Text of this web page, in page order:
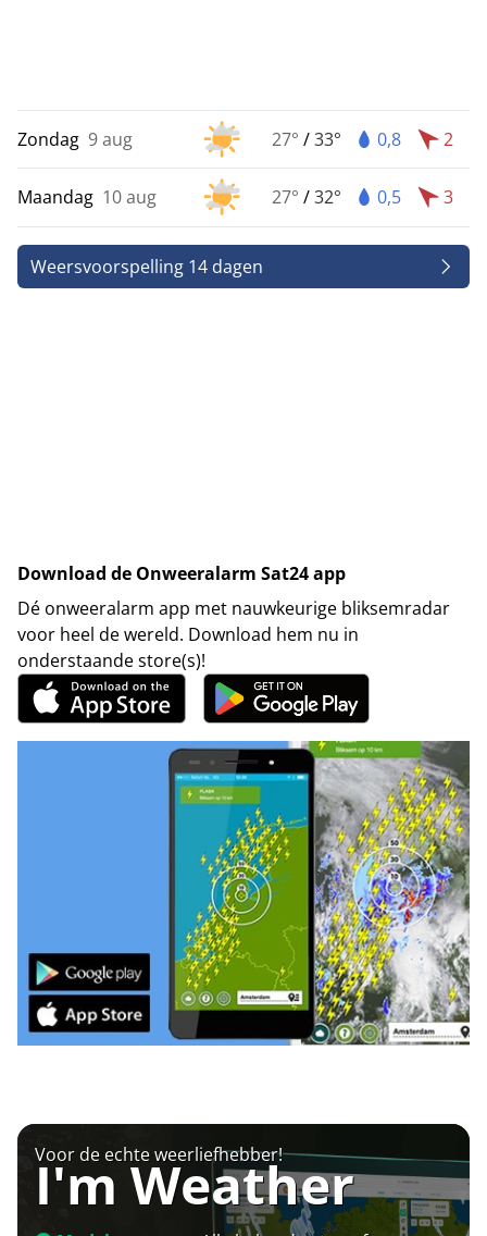
Zondag 9 aug 27° /33° 0,8 2
Maandag 10 aug 27° /32° 0,5 3
Weersvoorspelling 14 dagen
Download de Onweeralarm Sat24 app
Dé onweeralarm app met nauwkeurige bliksemradar
voor heel de wereld. Download hem nu in
onderstaande store(s)!
Voor de echte weerliefhebber!
I'm Weather